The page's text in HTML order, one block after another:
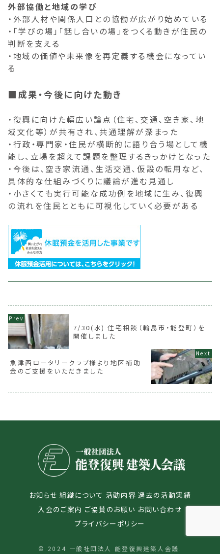
外部協働と地域の学び
・外部人材や関係人口との協働が広がり始めている
・「学びの場」「話し合いの場」をつくる動きが住民の
判断を支える
・地域の価値や未来像を再定義する機会になってい
る
■成果・今後に向けた動き
・復興に向けた幅広い論点（住宅、交通、空き家、地
域文化等）が共有され、共通理解が深まった
・行政・専門家・住民が横断的に語り合う場として機
能し、立場を超えて課題を整理するきっかけとなった
・今後は、空き家流通、生活交通、仮設の転用など、
具体的な仕組みづくりに議論が進む見通し
・小さくても実行可能な成功例を地域に生み、復興
の流れを住民とともに可視化していく必要がある
7/30(水) 住宅相談（輪島市・能登町）を
開催しました
魚津西ロータリークラブ様より地区補助
金のご支援をいただきました
お知らせ 組織について 活動内容 過去の活動実績
入会のご案内 ご協賛のお願い お問い合わせ
プライバシーポリシー
© 2024 一般社団法人 能登復興建築人会議.